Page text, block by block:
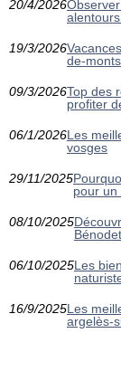
20/4/2026
19/3/2026
de-monts
09/3/2026Top des
profiter
06/1/2026Les
vosges
29/11/2025
pour un
08/10/2025
06/10/2025Les
16/9/2025Les
argelès-